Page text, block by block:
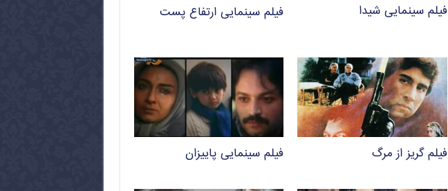
فیلم سینمایی شیدا فیلم سینمایی ارتفاع پست
فیلم گریز از مرگ فیلم سینمایی پاییزان